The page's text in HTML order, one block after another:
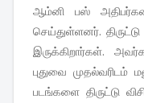
ஆம்னி பஸ்
செய்துள்ளனர். திருட்டு
இருக்கிறார்கள்.
புதுவை
படங்களை திருட்டு